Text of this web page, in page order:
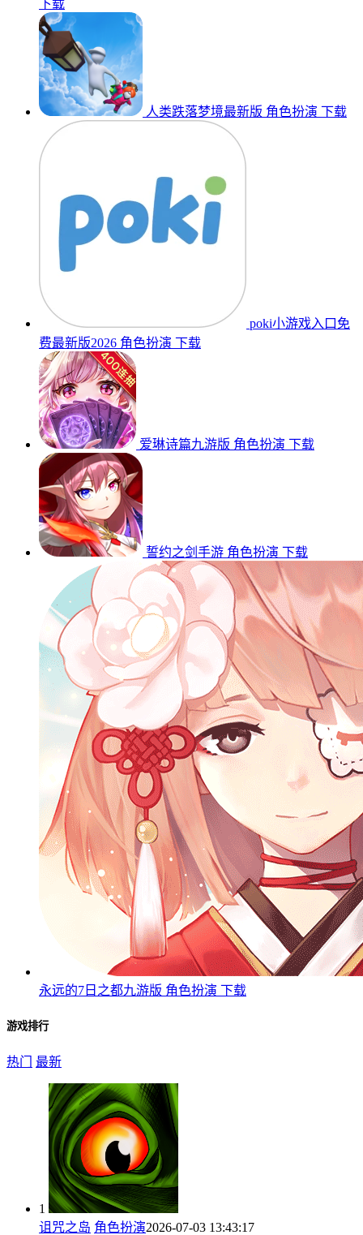
下载
人类跌落梦境最新版 角色扮演 下载
poki小游戏入口免
费最新版2026 角色扮演 下载
爱琳诗篇九游版 角色扮演 下载
誓约之剑手游 角色扮演 下载
永远的7日之都九游版 角色扮演 下载
游戏排行
热门 最新
1
诅咒之岛 角色扮演2026-07-03 13:43:17